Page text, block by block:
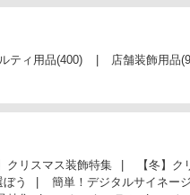
ティ用品(400) 店舗装飾用品
クリスマス装飾特集
【冬】
う
簡単！デジタルサイネージ